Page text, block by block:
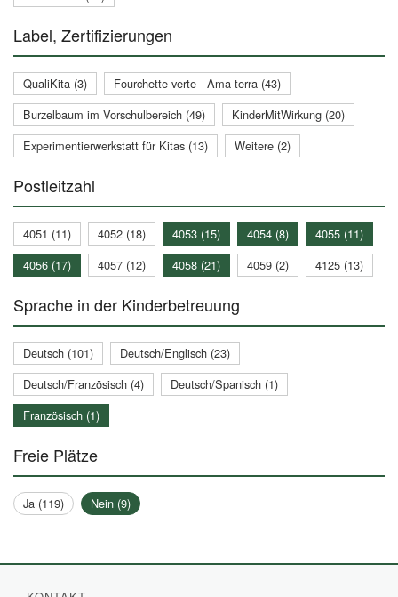
Label, Zertifizierungen
QualiKita (3)
Fourchette verte - Ama terra (43)
Burzelbaum im Vorschulbereich (49)
KinderMitWirkung (20)
Experimentierwerkstatt für Kitas (13)
Weitere (2)
Postleitzahl
4051 (11) 4052 (18) 4053 (15) 4054 (8)
4055 (11)
4056 (17)
4057 (12) 4058 (21) 4059 (2) 4125 (13)
Sprache in der Kinderbetreuung
Deutsch (101)
Deutsch/Englisch (23)
Deutsch/Französisch (4)
Deutsch/Spanisch (1)
Französisch (1)
Freie Plätze
Ja (119) Nein (9)